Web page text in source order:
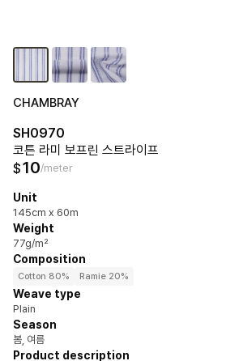
CHAMBRAY
SH0970
코튼 라미 보프린 스트라이프
$10/meter
Unit
145cm x 60m
Weight
77g/m²
Composition
Cotton 80% Ramie 20%
Weave type
Plain
Season
봄, 여름
Product description